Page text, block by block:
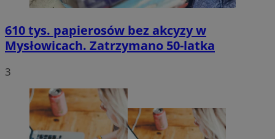
610 tys. papierosów bez akcyzy w
Mysłowicach. Zatrzymano 50-latka
3